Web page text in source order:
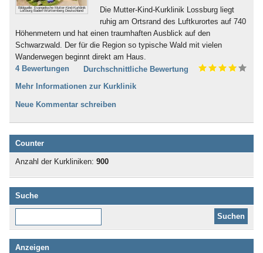
Bildquelle: Evangelische Mutter-Kind-Kurklinik
Loßburg Baden-Württemberg Deutschland
Die Mutter-Kind-Kurklinik Lossburg liegt
ruhig am Ortsrand des Luftkurortes auf 740
Höhenmetern und hat einen traumhaften Ausblick auf den
Schwarzwald. Der für die Region so typische Wald mit vielen
Wanderwegen beginnt direkt am Haus.
4 Bewertungen
Durchschnittliche Bewertung
Mehr Informationen zur Kurklinik
Neue Kommentar schreiben
Counter
Anzahl der Kurkliniken: 900
Suche
Anzeigen